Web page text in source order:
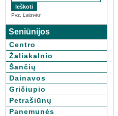
Pvz. Laisvės
Seniūnijos
Centro
Žaliakalnio
Šančių
Dainavos
Gričiupio
Petrašiūnų
Panemunės